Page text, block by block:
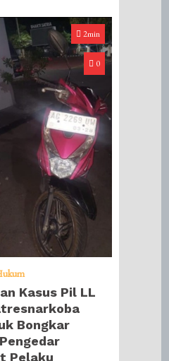
2min
0
Kasus Pil LL
Bongkar
Pelaku